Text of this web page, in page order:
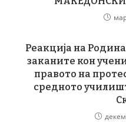
Реакција на
заканите кон
правото на
средното